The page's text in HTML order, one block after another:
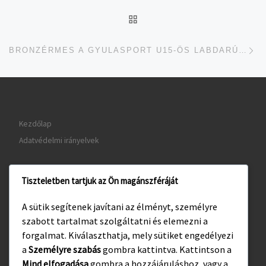
BRONZÉRMES A GYULASPORT U15-ÖS LABDARÚGÓ CSAPATA
Kezdőlap
Adatvédelmi irányelvek
www.visitgyula.com
www.gyulakult.hu
Tiszteletben tartjuk az Ön magánszféráját
A sütik segítenek javítani az élményt, személyre
szabott tartalmat szolgáltatni és elemezni a
forgalmat. Kiválaszthatja, mely sütiket engedélyezi
a Személyre szabásgombra kattintva. Kattintson a
Mind elfogadásagombra a hozzájáruláshoz, vagy a